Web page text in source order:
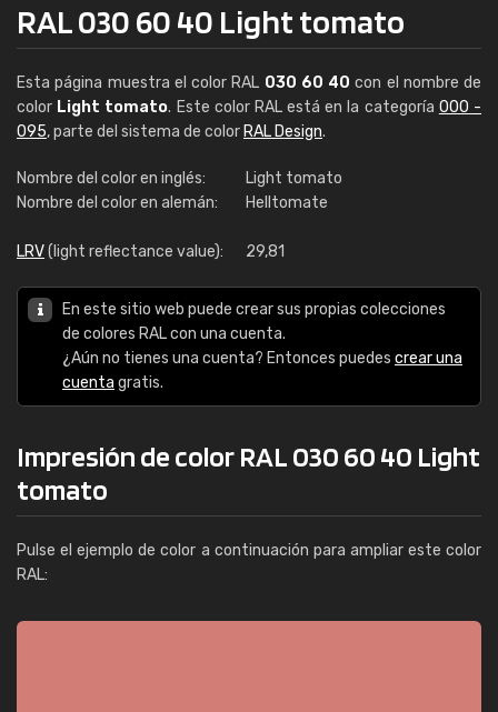
RAL 030 60 40 Light tomato
Esta página muestra el color RAL 030 60 40 con el nombre de
color Light tomato. Este color RAL está en la categoría 000 -
095, parte del sistema de color RAL Design.
Nombre del color en inglés:
Light tomato
Nombre del color en alemán:
Helltomate
LRV(light reflectance value): 29,81
En este sitio web puede crear sus propias colecciones
de colores RAL con una cuenta.
¿Aún no tienes una cuenta? Entonces puedes crear una
cuenta gratis.
Impresión de color RAL 030 60 40 Light
tomato
Pulse el ejemplo de color a continuación para ampliar este color
RAL: